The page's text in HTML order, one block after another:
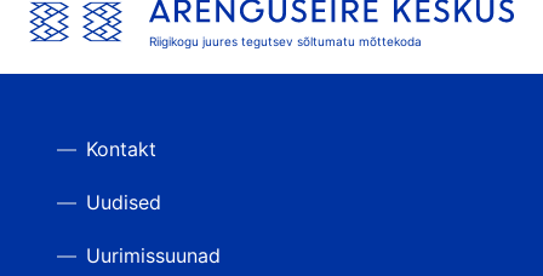
Riigikogu juures tegutsev sõltumatu mõttekoda
Kontakt
Uudised
Uurimissuunad